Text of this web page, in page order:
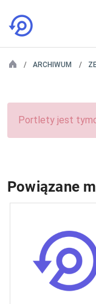
ARCHIWUM
Portlety jest
Powiązane